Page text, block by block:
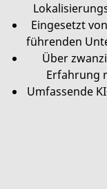
Eingesetzt
führenden
Über
Erfahrung
Umfassende